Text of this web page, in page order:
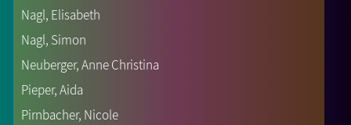
Nagl, Elisabeth
Nagl, Simon
Neuberger, Anne Christina
Pieper, Aida
Pirnbacher, Nicole